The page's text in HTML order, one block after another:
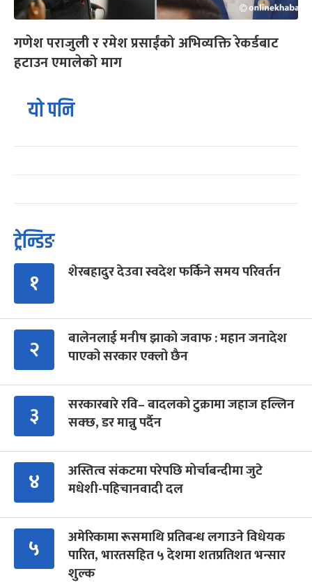
गणेश पराजुली र रमेश प्रसाईंको अभिव्यक्ति रेकर्डबाट
हटाउन एमालेको माग
यो पनि
ट्रेन्डिङ
१ शेरबहादुर देउवा स्वदेश फर्किने समय परिवर्तन
२
बालेनलाई मनीष झाको जवाफ : महान जनादेश
पाएको सरकार एक्लो छैन
३
सरकारबारे रवि– बादलको टुक्रामा जहाज हल्लिन
सक्छ, डर मान्नु पर्दैन
४
अस्तित्व संकटमा परेपछि मोर्चाबन्दीमा जुटे
मधेशी-पहिचानवादी दल
५
अमेरिकामा रूसमाथि प्रतिबन्ध लगाउने विधेयक
पारित, भारतसहित ५ देशमा शतप्रतिशत भन्सार
शुल्क